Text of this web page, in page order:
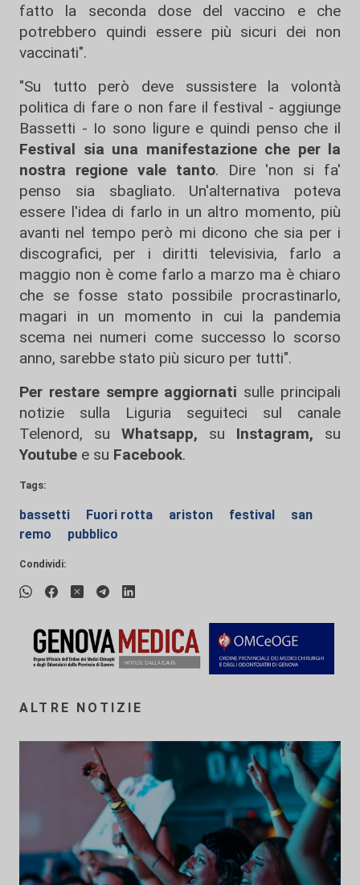
fatto la seconda dose del vaccino e che
potrebbero quindi essere più sicuri dei non
vaccinati".
"Su tutto però deve sussistere la volontà
politica di fare o non fare il festival - aggiunge
Bassetti - Io sono ligure e quindi penso che il
Festival sia una manifestazione che per la
nostra regione vale tanto. Dire 'non si fa'
penso sia sbagliato. Un'alternativa poteva
essere l'idea di farlo in un altro momento, più
avanti nel tempo però mi dicono che sia per i
discografici, per i diritti televisivia, farlo a
maggio non è come farlo a marzo ma è chiaro
che se fosse stato possibile procrastinarlo,
magari in un momento in cui la pandemia
scema nei numeri come successo lo scorso
anno, sarebbe stato più sicuro per tutti".
Per restare sempre aggiornati sulle principali
notizie sulla Liguria seguiteci sul canale
Telenord, su
Whatsapp, su Instagram, su
Youtube e su Facebook.
Tags:
bassetti Fuori rotta ariston festival
san
remo
pubblico
Condividi:
ALTRE NOTIZIE